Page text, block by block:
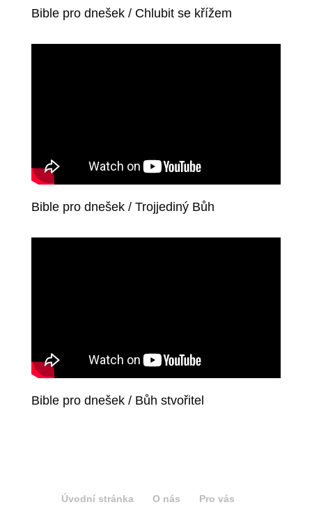
Bible pro dnešek / Chlubit se křížem
Bible pro dnešek / Trojjediný Bůh
Bible pro dnešek / Bůh stvořitel
Úvodní stránka O nás Pro vás